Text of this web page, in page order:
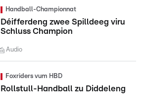
Handball-Championnat
Déifferdeng zwee Spilldeeg viru
Schluss Champion
Audio
Foxriders vum HBD
Rollstull-Handball zu Diddeleng